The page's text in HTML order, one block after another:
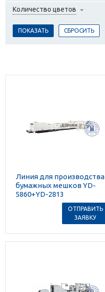
Количество цветов
Линия для производства
бумажных мешков YD-
5860+YD-2813
ОТПРАВИТЬ
ЗАЯВКУ